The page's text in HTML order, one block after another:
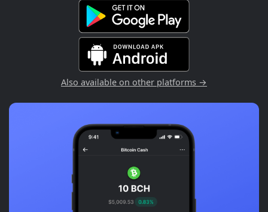
Also available on other platforms →